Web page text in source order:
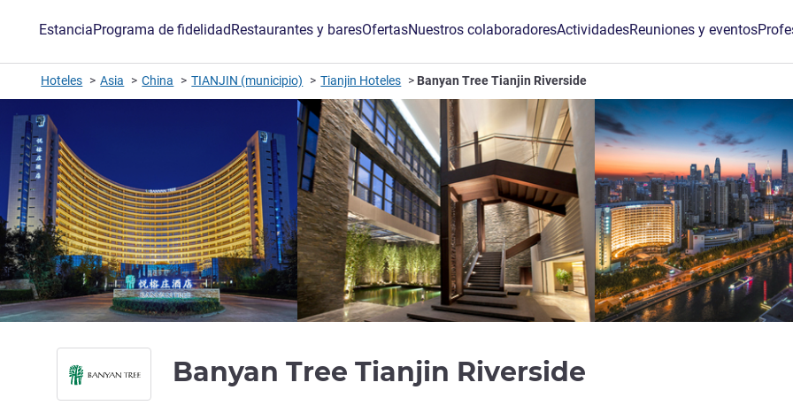
EstanciaPrograma de fidelidadRestaurantes y baresOfertasNuestros colaboradoresActividadesReuniones y eventos
Hoteles Asia China TIANJIN (municipio) Tianjin Hoteles Banyan Tree Tianjin Riverside
Banyan Tree Tianjin Riverside